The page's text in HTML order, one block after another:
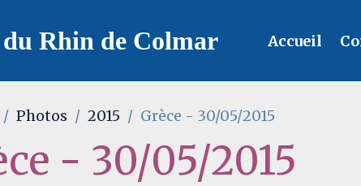
Rhin de Colmar Accueil
Photos 2015 Grèce - 30/05/2015
- 30/05/2015